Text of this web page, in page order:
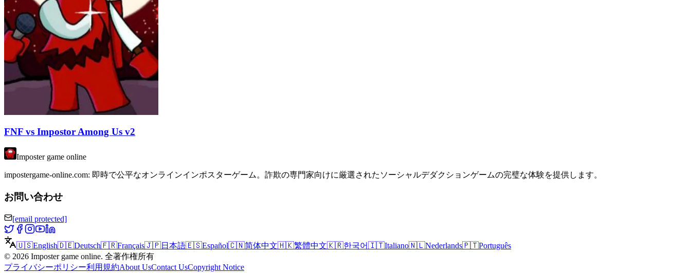
FNF vs Impostor Among Us v2
Imposter game online
impostergame-online.com: 即時で公平なオンラインインポスターゲーム。詐欺の専門家向けに厳選されたソーシャルデダクションゲームの完璧な体験を提供します。
お問い合わせ
[email protected]
🇺🇸English🇩🇪Deutsch🇫🇷Français🇯🇵日本語🇪🇸Español🇨🇳简体中文🇭🇰繁體中文🇰🇷한국어🇮🇹Italiano🇳🇱Nederlands🇵🇹Português
© 2026 Imposter game online. 全著作権所有
プライバシーポリシー利用規約About UsContact UsCopyright Notice